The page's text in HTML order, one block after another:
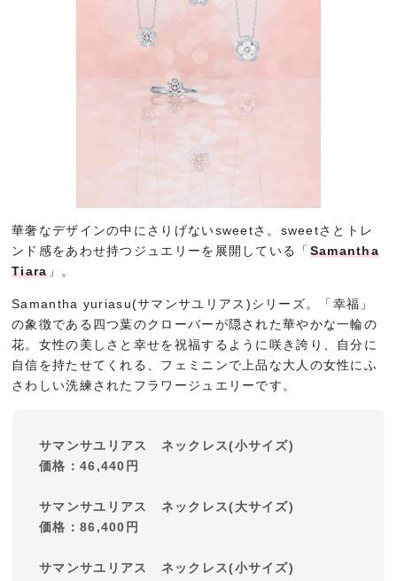
華奢なデザインの中にさりげないsweetさ。sweetさとトレ
ンド感をあわせ持つジュエリーを展開している「 Samantha
Tiara」。
Samantha yuriasu(サマンサユリアス)シリーズ。「幸福」
の象徴である四つ葉のクローバーが隠された華やかな一輪の
花。女性の美しさと幸せを祝福するように咲き誇り、自分に
自信を持たせてくれる、フェミニンで上品な大人の女性にふ
さわしい洗練されたフラワージュエリーです。
サマンサユリアス ネックレス(小サイズ)
価格：46,440円
サマンサユリアス ネックレス(大サイズ)
価格：86,400円
サマンサユリアス ネックレス(小サイズ)